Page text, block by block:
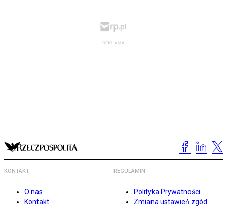
KONTAKT
O nas
Kontakt
REGULAMIN
Polityka Prywatności
Zmiana ustawień zgód